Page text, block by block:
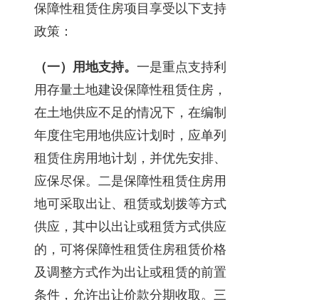
保障性租赁住房项目享受以下支持
政策：
（一）用地支持。 一是重点支持利
用存量土地建设保障性租赁住房，
在土地供应不足的情况下，在编制
年度住宅用地供应计划时，应单列
租赁住房用地计划，并优先安排、
应保尽保。二是保障性租赁住房用
地可采取出让、租赁或划拨等方式
供应，其中以出让或租赁方式供应
的，可将保障性租赁住房租赁价格
及调整方式作为出让或租赁的前置
条件，允许出让价款分期收取。三